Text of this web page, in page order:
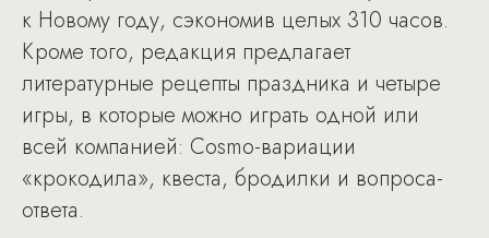
к Новому году, сэкономив целых 310 часов.
Кроме того, редакция предлагает
литературные рецепты праздника и четыре
игры, в которые можно играть одной или
всей компанией: Cosmo-вариации
«крокодила», квеста, бродилки и вопроса-
ответа.